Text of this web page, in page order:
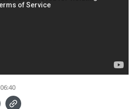
06:40